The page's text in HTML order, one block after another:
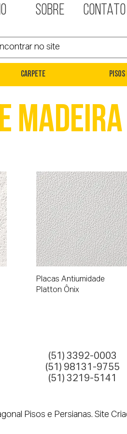
SOBRE CONTATO
Carpete
Visualização rápida
Placas Antiumidade
Platton Ônix
(51) 3392-0003
(51) 98131-9755
(51) 3219-5141
Pisos e Persianas. Site